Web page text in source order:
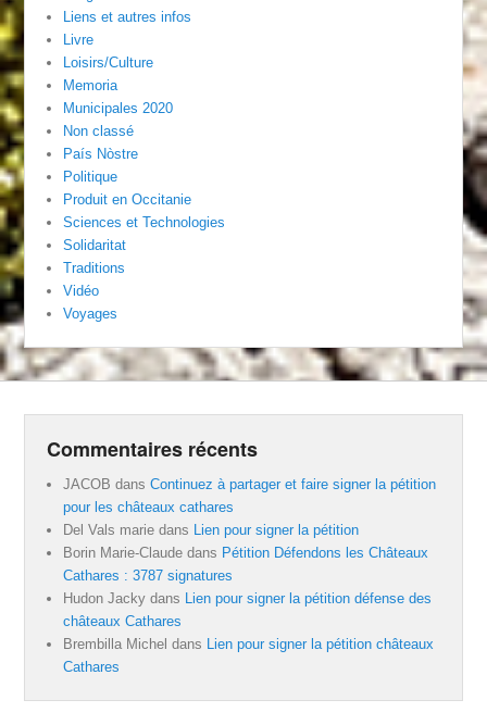
Liens et autres infos
Livre
Loisirs/Culture
Memoria
Municipales 2020
Non classé
País Nòstre
Politique
Produit en Occitanie
Sciences et Technologies
Solidaritat
Traditions
Vidéo
Voyages
Commentaires récents
JACOB dansContinuez à partager et faire signer la pétition
pour les châteaux cathares
Del Vals marie dans
Lien pour signer la pétition
Borin Marie-Claude dans Pétition Défendons les Châteaux
Cathares : 3787 signatures
Hudon Jacky dans
Lien pour signer la pétition défense des
châteaux Cathares
Brembilla Michel dans
Lien pour signer la pétition châteaux
Cathares